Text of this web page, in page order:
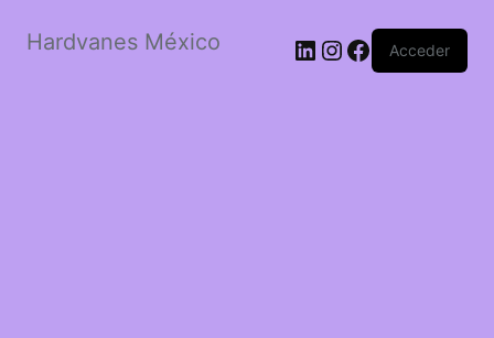
Hardvanes México LinkedIn
Instagram
Facebook
Acceder